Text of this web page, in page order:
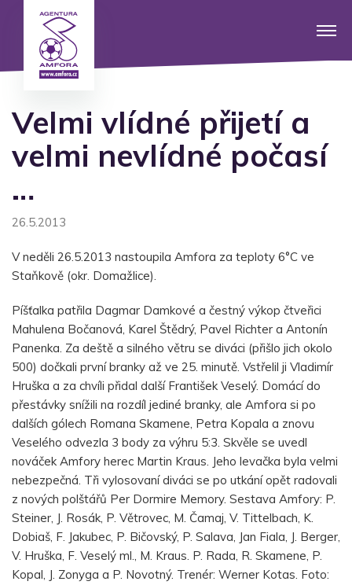
Velmi vlídné přijetí a
velmi nevlídné počasí
…
26.5.2013
V neděli 26.5.2013 nastoupila Amfora za teploty 6°C ve
Staňkově (okr. Domažlice).
Píšťalka patřila Dagmar Damkové a čestný výkop čtveřici
Mahulena Bočanová, Karel Štědrý, Pavel Richter a Antonín
Panenka. Za deště a silného větru se diváci (přišlo jich okolo
500) dočkali první branky až ve 25. minutě. Vstřelil ji Vladimír
Hruška a za chvíli přidal další František Veselý. Domácí do
přestávky snížili na rozdíl jediné branky, ale Amfora si po
dalších gólech Romana Skamene, Petra Kopala a znovu
Veselého odvezla 3 body za výhru 5:3. Skvěle se uvedl
nováček Amfory herec Martin Kraus. Jeho levačka byla velmi
nebezpečná. Tři vylosovaní diváci se po utkání opět radovali
z nových polštářů Per Dormire Memory. Sestava Amfory: P.
Steiner, J. Rosák, P. Větrovec, M. Čamaj, V. Tittelbach, K.
Dobiaš, F. Jakubec, P. Bičovský, P. Salava, Jan Fiala, J. Berger,
V. Hruška, F. Veselý ml., M. Kraus. P. Rada, R. Skamene, P.
Kopal, J. Zonyga a P. Novotný. Trenér: Werner Kotas. Foto: